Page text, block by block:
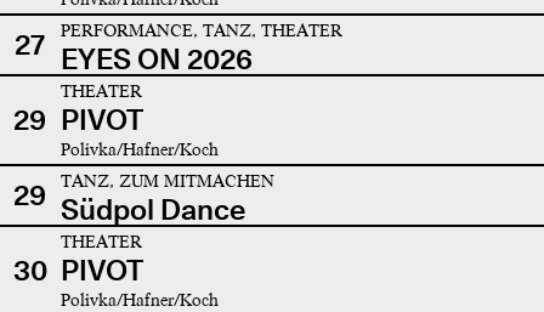
27 PERFORMANCE, TANZ, THEATER
EYES ON 2026
29
THEATER
PIVOT
Polivka/Hafner/Koch
29 TANZ, ZUM MITMACHEN
Südpol Dance
30
THEATER
PIVOT
Polivka/Hafner/Koch